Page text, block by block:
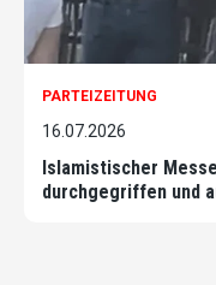
PARTEIZEITUNG
16.07.2026
Islamistischer
durchgegriffen und